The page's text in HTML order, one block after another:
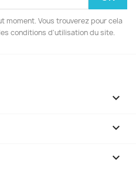
moment. Vous trouverez pour cela
conditions d'utilisation du site.


keyboard_arrow_down